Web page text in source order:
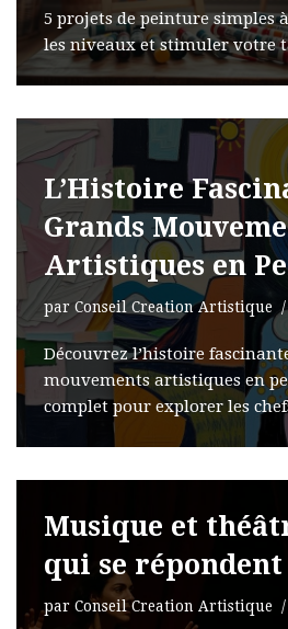
5 projets de peinture simples
les niveaux et stimuler votre
L’Histoire
Grands
Artistiques en
par Conseil Creation Artistique
Découvrez l’histoire
mouvements artistiques en
complet pour explorer les
Musique et
qui se répondent
par Conseil Creation Artistique